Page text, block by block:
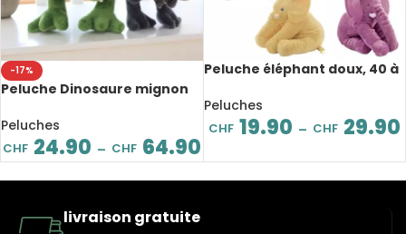
-17%
Peluche Dinosaure mignon
Peluches
CHF 24.90 – CHF 64.90
Peluche éléphant doux, 40 à
Peluches
CHF 19.90 – CHF 29.90
livraison gratuite